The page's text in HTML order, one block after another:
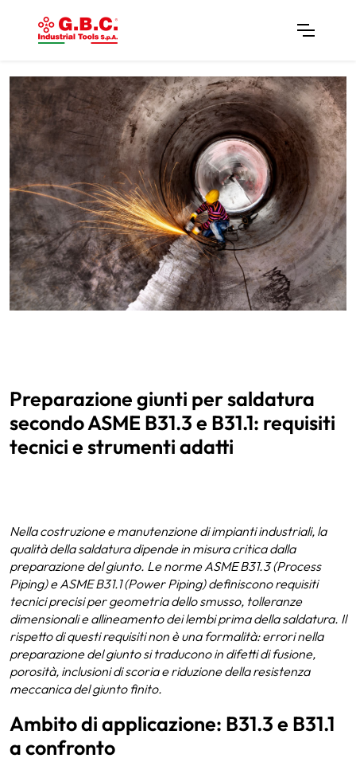
Preparazione giunti per saldatura
secondo ASME B31.3 e B31.1: requisiti
tecnici e strumenti adatti
Nella costruzione e manutenzione di impianti industriali, la
qualitàdella saldatura dipende in misura critica dalla
preparazione del giunto. Le norme ASME B31.3 (Process
Piping) e ASME B31.1 (Power Piping) definiscono requisiti
tecnici precisi per geometria dello smusso, tolleranze
dimensionali e allineamento dei lembi prima della saldatura. Il
rispetto di questi requisiti non è una formalità: errori nella
preparazione del giunto si traducono in difetti di fusione,
porosità, inclusioni di scoria e riduzione della resistenza
meccanica del giunto finito.
Ambito di applicazione: B31.3 e B31.1
a confronto